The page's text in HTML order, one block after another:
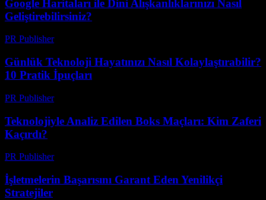
Google Haritaları ile Dini Alışkanlıklarınızı Nasıl
Geliştirebilirsiniz?
PR Publisher-
Günlük Teknoloji Hayatınızı Nasıl Kolaylaştırabilir?
10 Pratik İpuçları
PR Publisher-
Teknolojiyle Analiz Edilen Boks Maçları: Kim Zaferi
Kaçırdı?
PR Publisher-
İşletmelerin Başarısını Garant Eden Yenilikçi
Stratejiler